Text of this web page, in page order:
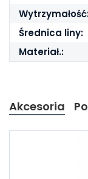
Średnica liny:
Materiał.:
Akcesoria